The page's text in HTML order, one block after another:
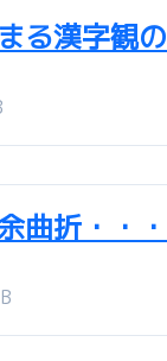
る漢字観
曲折・・